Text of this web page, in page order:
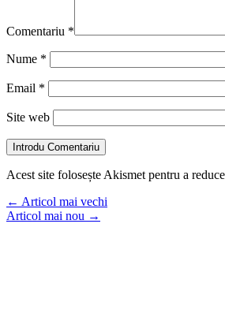
Comentariu *
Nume *
Email *
Site web
Introdu Comentariu
Acest site folosește Akismet pentru a
← Articol mai vechi
Articol mai nou →